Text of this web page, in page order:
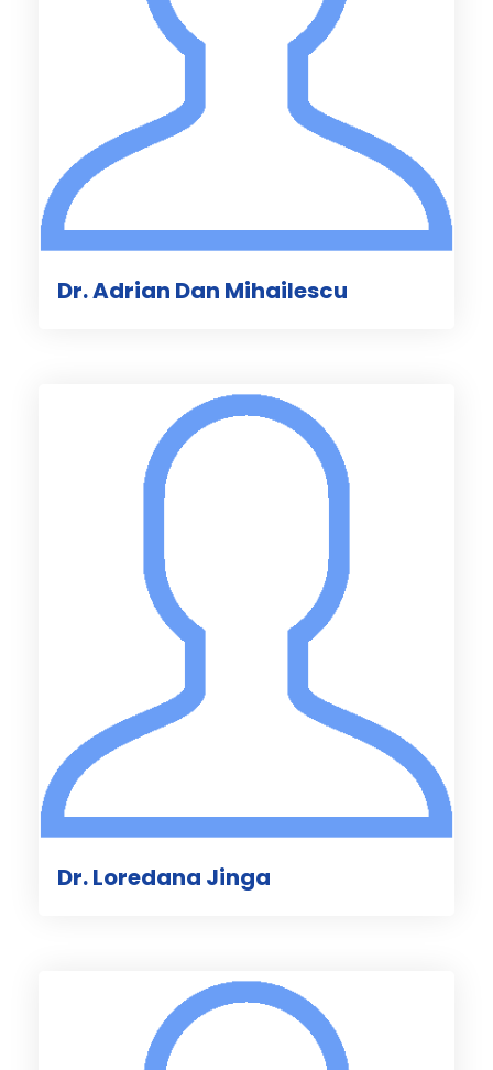
Dr. Adrian Dan Mihailescu
Dr. Loredana Jinga